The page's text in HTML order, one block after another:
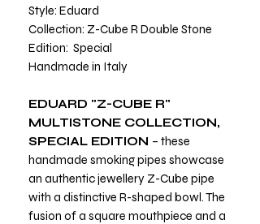
Style: Eduard
Collection: Z-Cube R Double Stone
Edition: Special
Handmade in Italy
EDUARD "Z-CUBE R"
MULTISTONE COLLECTION,
SPECIAL EDITION – these
handmade smoking pipes showcase
an authentic jewellery Z-Cube pipe
with a distinctive R-shaped bowl. The
fusion of a square mouthpiece and a